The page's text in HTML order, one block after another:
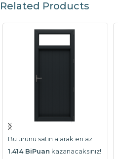
Related Products
Bu ürünü satın alarak en az
1.414 BiPuan kazanacaksınız!